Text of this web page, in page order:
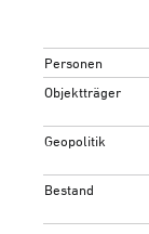
Personen
Objektträger
Geopolitik
Bestand